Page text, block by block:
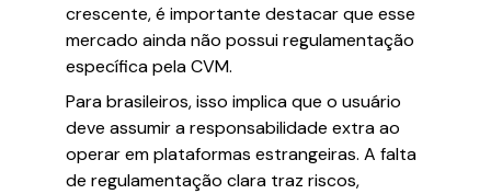
crescente, é importante destacar que esse
mercado ainda não possui regulamentação
específica pela CVM.
Para brasileiros, isso implica que o usuário
deve assumir a responsabilidade extra ao
operar em plataformas estrangeiras. A falta
de regulamentação clara traz riscos,